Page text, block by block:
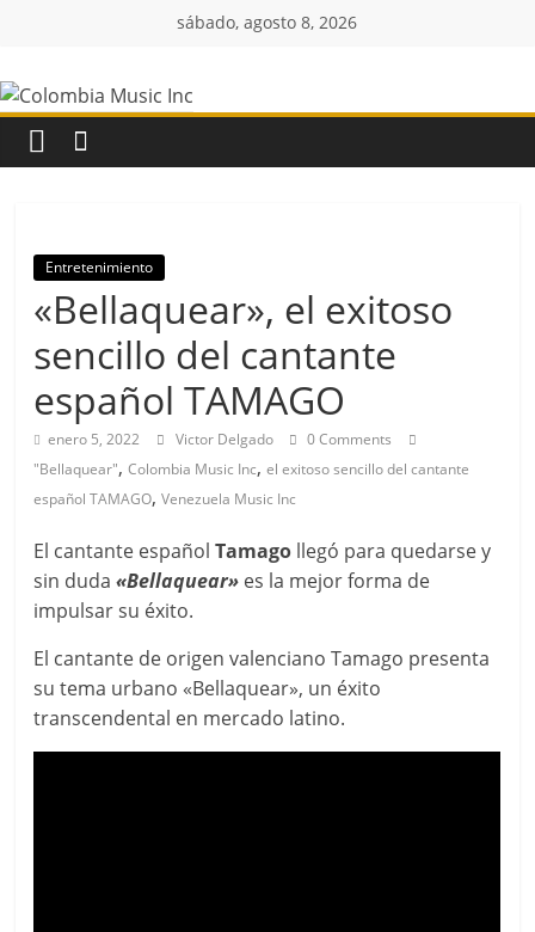
sábado, agosto 8, 2026
Colombia
Music
Colombia
Music
Inc
Entretenimiento
«Bellaquear», el exitoso
sencillo del cantante
español TAMAGO
enero 5, 2022 Victor Delgado
0 Comments
"Bellaquear",Colombia Music Inc,el exitoso sencillo del cantante
español TAMAGO,Venezuela Music Inc
El cantante españolTamago llegó para quedarse y
sin duda«Bellaquear» es la mejor forma de
impulsar su éxito.
El cantante de origen valenciano Tamago presenta
su tema urbano «Bellaquear», un éxito
transcendental en mercado latino.